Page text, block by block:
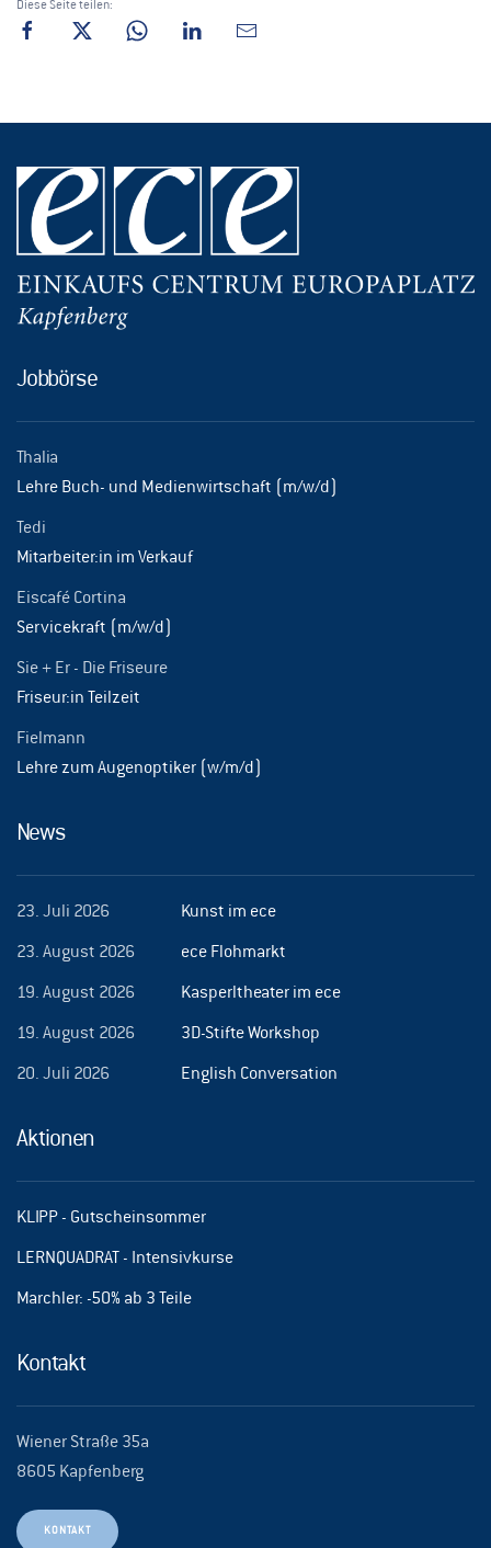
Diese Seite teilen:
Jobbörse
Thalia
Lehre Buch- und Medienwirtschaft (m/w/d)
Tedi
Mitarbeiter:in im Verkauf
Eiscafé Cortina
Servicekraft (m/w/d)
Sie + Er - Die Friseure
Friseur:in Teilzeit
Fielmann
Lehre zum Augenoptiker (w/m/d)
News
23. Juli 2026 Kunst im ece
23. August 2026 ece Flohmarkt
19. August 2026 Kasperltheater im ece
19. August 2026 3D-Stifte Workshop
20. Juli 2026 English Conversation
Aktionen
KLIPP - Gutscheinsommer
LERNQUADRAT - Intensivkurse
Marchler: -50% ab 3 Teile
Kontakt
Wiener Straße 35a
8605 Kapfenberg
KONTAKT